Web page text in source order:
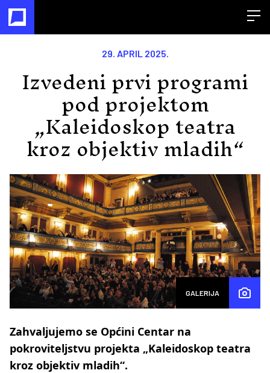
29. APRIL 2025.
Izvedeni prvi programi
pod projektom
„Kaleidoskop teatra
kroz objektiv mladih“
GALERIJA
Zahvaljujemo se Općini Centar na
pokroviteljstvu projekta „Kaleidoskop teatra
kroz objektiv mladih“.